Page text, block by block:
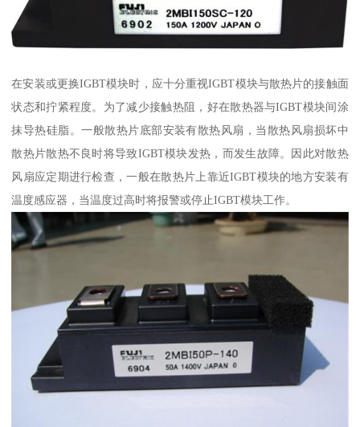
在安装或更换IGBT模块时，应十分重视IGBT模块与散热片的接触面
状态和拧紧程度。为了减少接触热阻，好在散热器与IGBT模块间涂
抹导热硅脂。一般散热片底部安装有散热风扇，当散热风扇损坏中
散热片散热不良时将导致IGBT模块发热，而发生故障。因此对散热
风扇应定期进行检查，一般在散热片上靠近IGBT模块的地方安装有
温度感应器，当温度过高时将报警或停止IGBT模块工作。